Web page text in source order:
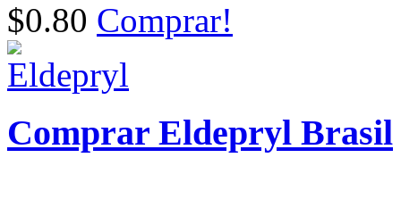
$0.80 Comprar!
Comprar Eldepryl Brasil